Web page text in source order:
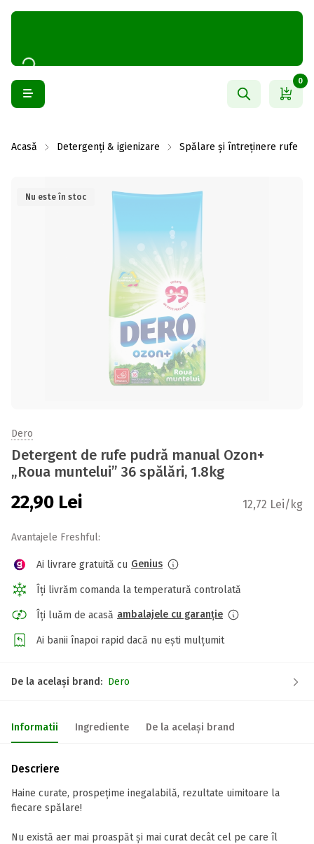
0
Acasă Detergenți & igienizare Spălare și întreținere rufe
Nu este în stoc
Dero
Detergent de rufe pudră manual Ozon+
„Roua muntelui” 36 spălări, 1.8kg
22,90 Lei 12,72 Lei/kg
Avantajele Freshful:
Ai livrare gratuită cu Genius
Îți livrăm comanda la temperatură controlată
Îți luăm de acasă ambalajele cu garanție
Ai banii înapoi rapid dacă nu ești mulțumit
De la același brand: Dero
Informatii Ingrediente De la același brand
Descriere
Haine curate, prospețime inegalabilă, rezultate uimitoare la
fiecare spălare!
Nu există aer mai proaspăt și mai curat decât cel pe care îl